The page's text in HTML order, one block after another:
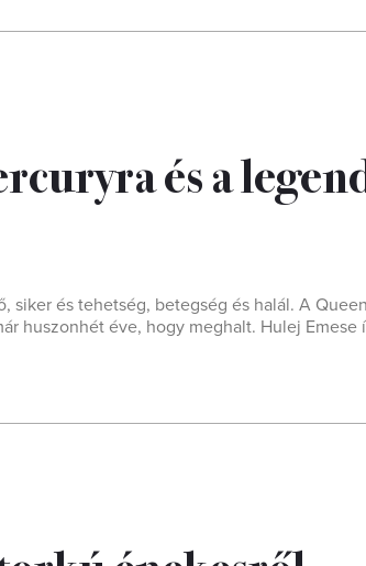
és a
siker és tehetség, betegség és halál. A
huszonhét éve, hogy meghalt. Hulej Emese